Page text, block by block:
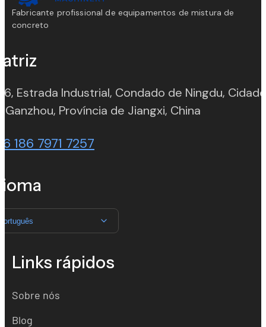
Fabricante profissional de equipamentos de mistura de
concreto
6, Estrada Industrial, Condado de Ningdu, Cidade
Ganzhou, Província de Jiangxi, China
186 7971 7257
Links rápidos
Sobre nós
Blog